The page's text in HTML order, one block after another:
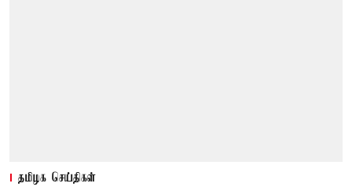
தமிழக செய்திகள்